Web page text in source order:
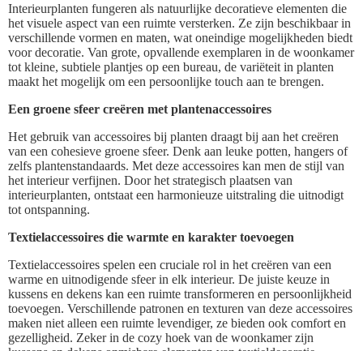
Interieurplanten fungeren als natuurlijke decoratieve elementen die
het visuele aspect van een ruimte versterken. Ze zijn beschikbaar in
verschillende vormen en maten, wat oneindige mogelijkheden biedt
voor decoratie. Van grote, opvallende exemplaren in de woonkamer
tot kleine, subtiele plantjes op een bureau, de variëteit in planten
maakt het mogelijk om een persoonlijke touch aan te brengen.
Een groene sfeer creëren met plantenaccessoires
Het gebruik van accessoires bij planten draagt bij aan het creëren
van een cohesieve groene sfeer. Denk aan leuke potten, hangers of
zelfs plantenstandaards. Met deze accessoires kan men de stijl van
het interieur verfijnen. Door het strategisch plaatsen van
interieurplanten, ontstaat een harmonieuze uitstraling die uitnodigt
tot ontspanning.
Textielaccessoires die warmte en karakter toevoegen
Textielaccessoires spelen een cruciale rol in het creëren van een
warme en uitnodigende sfeer in elk interieur. De juiste keuze in
kussens en dekens kan een ruimte transformeren en persoonlijkheid
toevoegen. Verschillende patronen en texturen van deze accessoires
maken niet alleen een ruimte levendiger, ze bieden ook comfort en
gezelligheid. Zeker in de cozy hoek van de woonkamer zijn